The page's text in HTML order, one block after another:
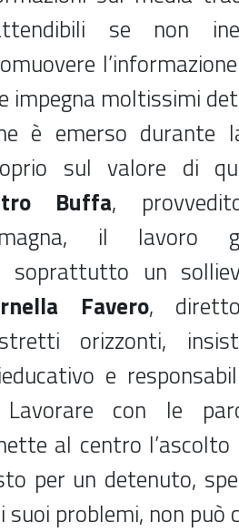
se non
impegna moltissimi
è emerso durante
sul valore di
Buffa,
il lavoro
soprattutto un
Favero,
orizzonti,
e
Lavorare con le
al centro
per un detenuto,
suoi problemi, non può